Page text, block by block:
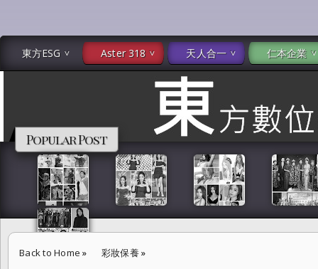
東方ESG Aster 318 天人合一 仁本企業
Popular Post
Back to Home » 彩妝保養 »